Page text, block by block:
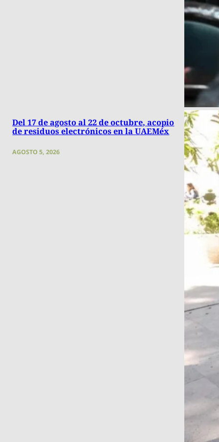
Del 17 de agosto al 22 de octubre, acopio
de residuos electrónicos en la UAEMéx
AGOSTO 5, 2026